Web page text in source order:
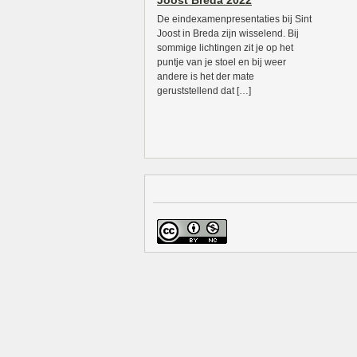
De eindexamenpresentaties bij Sint
Joost in Breda zijn wisselend. Bij
sommige lichtingen zit je op het
puntje van je stoel en bij weer
andere is het der mate
geruststellend dat […]